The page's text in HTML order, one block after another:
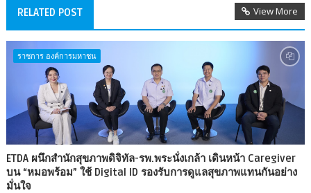
RELATED POST View More
ราชการ องค์การมหาชน
ETDA ผนึกสำนักสุขภาพดิจิทัล-รพ.พระนั่งเกล้า เดินหน้า Caregiver
บน “หมอพร้อม” ใช้ Digital ID รองรับการดูแลสุขภาพแทนกันอย่าง
มั่นใจ